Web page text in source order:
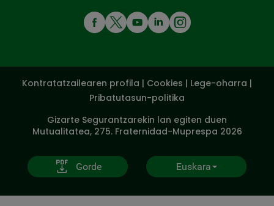
MENÚ
SOCIALES
V20
Kontratatzailearen profila | Cookies | Lege-oharra |
Pribatutasun-politika
Gizarte Segurantzarekin lan egiten duen
Mutualitatea, 275. Fraternidad-Muprespa 2026
Gorde Euskara